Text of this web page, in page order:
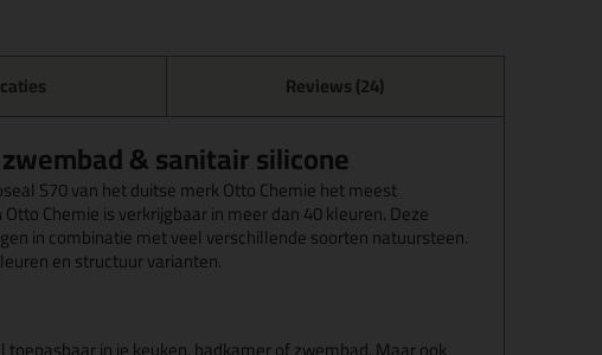
Reviews (24)
& sanitair silicone
S70 van het duitse merk Otto Chemie het meest
Chemie is verkrijgbaar in meer dan 40 kleuren. Deze
in combinatie met veel verschillende soorten natuursteen.
en structuur varianten.